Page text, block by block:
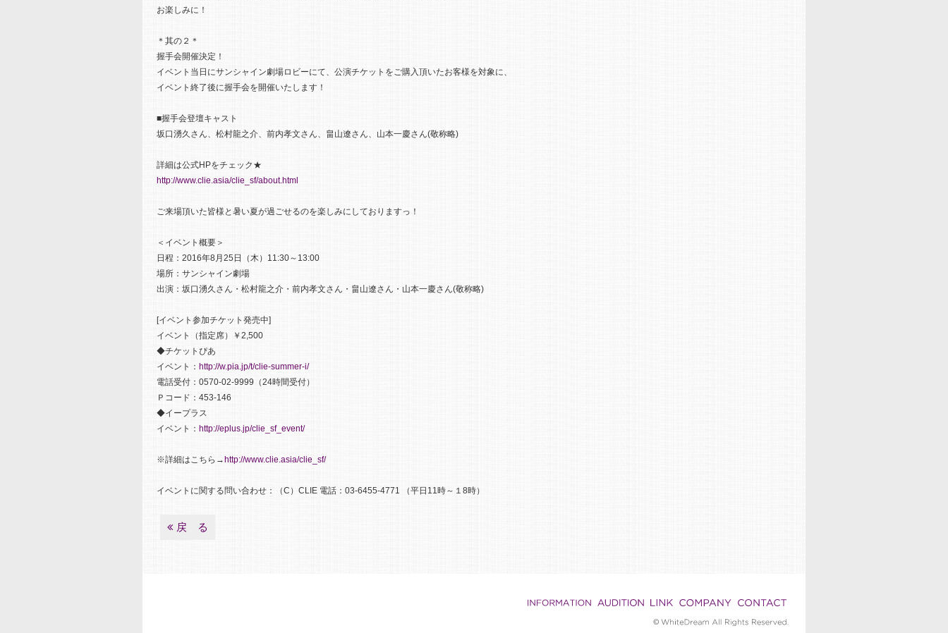
お楽しみに！
＊其の２＊
握手会開催決定！
イベント当日にサンシャイン劇場ロビーにて、公演チケットをご購入頂いたお客様を対象に、
イベント終了後に握手会を開催いたします！
■握手会登壇キャスト
坂口湧久さん、松村龍之介、前内孝文さん、畠山遼さん、山本一慶さん(敬称略)
詳細は公式HPをチェック★
http://www.clie.asia/clie_sf/about.html
ご来場頂いた皆様と暑い夏が過ごせるのを楽しみにしておりますっ！
＜イベント概要＞
日程：2016年8月25日（木）11:30～13:00
場所：サンシャイン劇場
出演：坂口湧久さん・松村龍之介・前内孝文さん・畠山遼さん・山本一慶さん(敬称略)
[イベント参加チケット発売中]
イベント（指定席）￥2,500
◆チケットぴあ
イベント： http://w.pia.jp/t/clie-summer-i/
電話受付：0570-02-9999（24時間受付）
Ｐコード：453-146
◆イープラス
イベント： http://eplus.jp/clie_sf_event/
※詳細はこちら→ http://www.clie.asia/clie_sf/
イベントに関する問い合わせ：（C）CLIE 電話：03-6455-4771 （平日11時～１8時）
戻 る